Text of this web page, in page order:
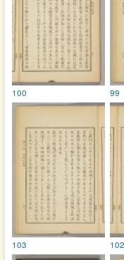
99
100
102
103